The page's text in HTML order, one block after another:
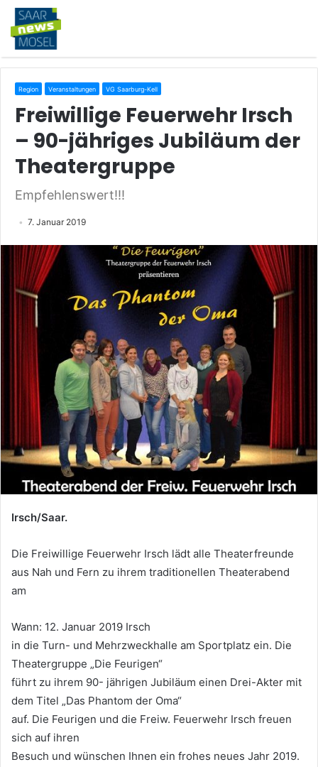
Region Veranstaltungen VG Saarburg-Kell
Freiwillige Feuerwehr Irsch
– 90-jähriges Jubiläum der
Theatergruppe
Empfehlenswert!!!
7. Januar 2019
Irsch/Saar.
Die Freiwillige Feuerwehr Irsch lädt alle Theaterfreunde
aus Nah und Fern zu ihrem traditionellen Theaterabend
am
Wann: 12. Januar 2019 Irsch
in die Turn- und Mehrzweckhalle am Sportplatz ein. Die
Theatergruppe „Die Feurigen“
führt zu ihrem 90- jährigen Jubiläum einen Drei-Akter mit
dem Titel „Das Phantom der Oma“
auf. Die Feurigen und die Freiw. Feuerwehr Irsch freuen
sich auf ihren
Besuch und wünschen Ihnen ein frohes neues Jahr 2019.